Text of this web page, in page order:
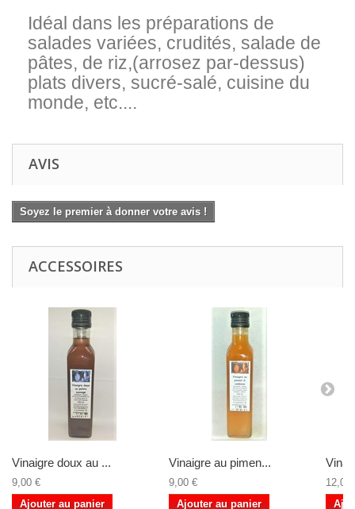
Idéal dans les préparations de
salades variées, crudités, salade de
pâtes, de riz,(arrosez par-dessus)
plats divers, sucré-salé, cuisine du
monde, etc....
AVIS
Soyez le premier à donner votre avis !
ACCESSOIRES
Vinaigre doux au ...
9,00 €
Ajouter au panier
Vinaigre au pimen...
9,00 €
Ajouter au panier
12,00